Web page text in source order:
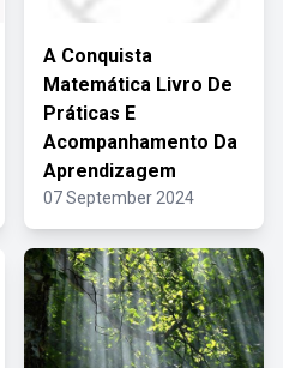
A Conquista
Matemática Livro De
Práticas E
Acompanhamento Da
Aprendizagem
07 September 2024